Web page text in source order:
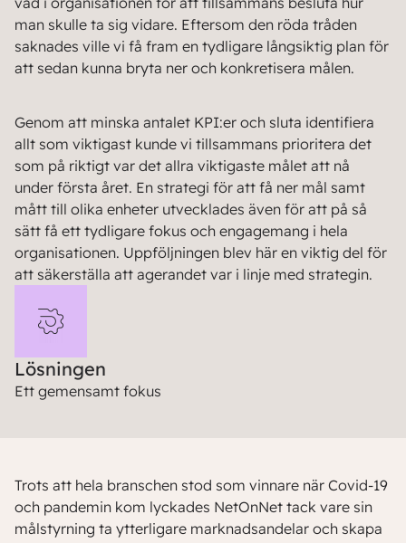
man skulle ta sig vidare. Eftersom den röda tråden
saknades ville vi få fram en tydligare långsiktig plan för
att sedan kunna bryta ner och konkretisera målen.
Genom att minska antalet KPI:er och sluta identifiera
allt som viktigast kunde vi tillsammans prioritera det
som på riktigt var det allra viktigaste målet att nå
under första året. En strategi för att få ner mål samt
mått till olika enheter utvecklades även för att på så
sätt få ett tydligare fokus och engagemang i hela
organisationen. Uppföljningen blev här en viktig del för
att säkerställa att agerandet var i linje med strategin.
Lösningen
Ett gemensamt fokus
Trots att hela branschen stod som vinnare när Covid-19
och pandemin kom lyckades NetOnNet tack vare sin
målstyrning ta ytterligare marknadsandelar och skapa